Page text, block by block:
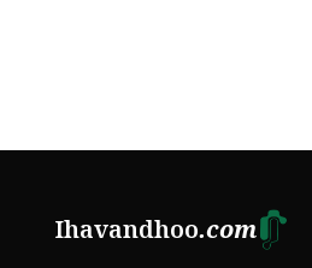
Ihavandhoo.com